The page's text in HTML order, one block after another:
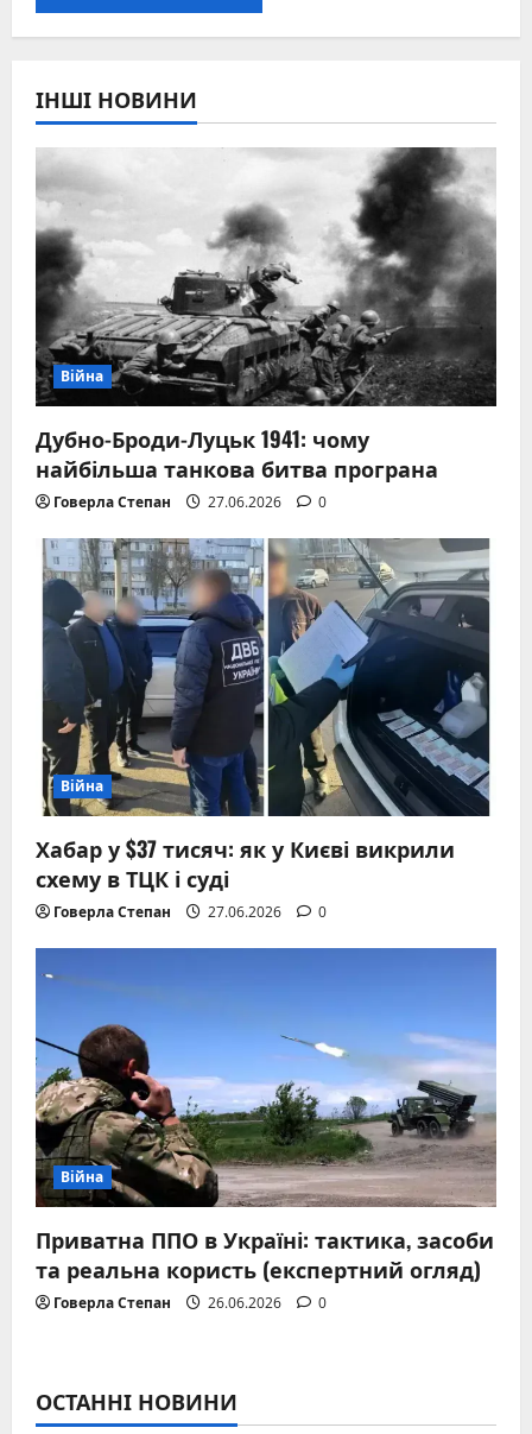
ІНШІ НОВИНИ
Війна
Дубно-Броди-Луцьк 1941: чому
найбільша танкова битва програна
Говерла Степан 27.06.2026 0
Війна
Хабар у $37 тисяч: як у Києві викрили
схему в ТЦК і суді
Говерла Степан 27.06.2026 0
Війна
Приватна ППО в Україні: тактика, засоби
та реальна користь (експертний огляд)
Говерла Степан 26.06.2026 0
ОСТАННІ НОВИНИ